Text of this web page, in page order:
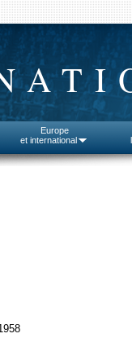
Europe
et international